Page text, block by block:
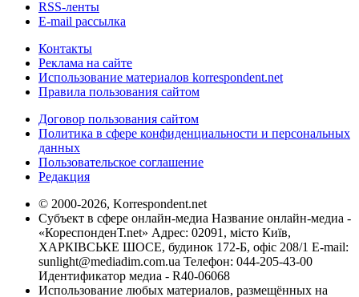
RSS-ленты
E-mail рассылка
Контакты
Реклама на сайте
Использование материалов korrespondent.net
Правила пользования сайтом
Договор пользования сайтом
Политика в сфере конфиденциальности и персональных
данных
Пользовательское соглашение
Редакция
© 2000-2026, Korrespondent.net
Субъект в сфере онлайн-медиа Название онлайн-медиа -
«КореспонденТ.net» Адрес: 02091, місто Київ,
ХАРКІВСЬКЕ ШОСЕ, будинок 172-Б, офіс 208/1 E-mail:
sunlight@mediadim.com.ua Телефон: 044-205-43-00
Идентификатор медиа - R40-06068
Использование любых материалов, размещённых на